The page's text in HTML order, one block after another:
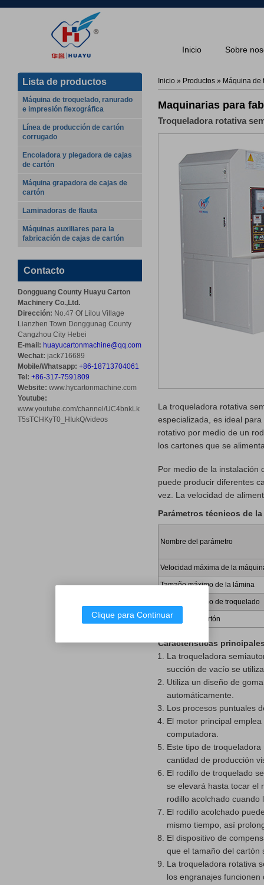
Inicio Sobre
Lista de productos
Máquina de troquelado, ranurado
e impresión flexográfica
Línea de producción de cartón
corrugado
Encoladora y plegadora de cajas
de cartón
Máquina grapadora de cajas de
cartón
Laminadoras de flauta
Máquinas auxiliares para la
fabricación de cajas de cartón
Contacto
Dongguang County Huayu Carton
Machinery Co.,Ltd.
Dirección: No.47 Of Lilou Village
Lianzhen Town Donggunag County
Cangzhou City Hebei
E-mail: huayucartonmachine@qq.com
Wechat: jack716689
Mobile/Whatsapp: +86-18713704061
Tel: +86-317-7591809
Website: www.hycartonmachine.com
Youtube:
www.youtube.com/channel/UC4bnkLk
T5sTCHKyT0_HIukQ/videos
Inicio » Productos » Máquina de
Maquinarias para
Troqueladora rotativa
La troqueladora rotativa
especializada, es ideal
rotativo por medio de un
los cartones que se
Por medio de la instalación
puede producir diferentes
vez. La velocidad de
Parámetros técnicos de
Nombre del parámetro
Velocidad máxima de la
Tamaño máximo de la lámina
Tamaño máximo de troquelado
Espesor del cartón
Características
La troqueladora
succión de vacío se
Utiliza un diseño de
automáticamente.
Los procesos puntuales
El motor principal
computadora.
Este tipo de
cantidad de producción
El rodillo de troquelado
se elevará hasta tocar el
rodillo acolchado cuando
El rodillo acolchado
mismo tiempo, así
El dispositivo de
que el tamaño del cartón
La troqueladora rotativa
los engranajes
Clique para Continuar